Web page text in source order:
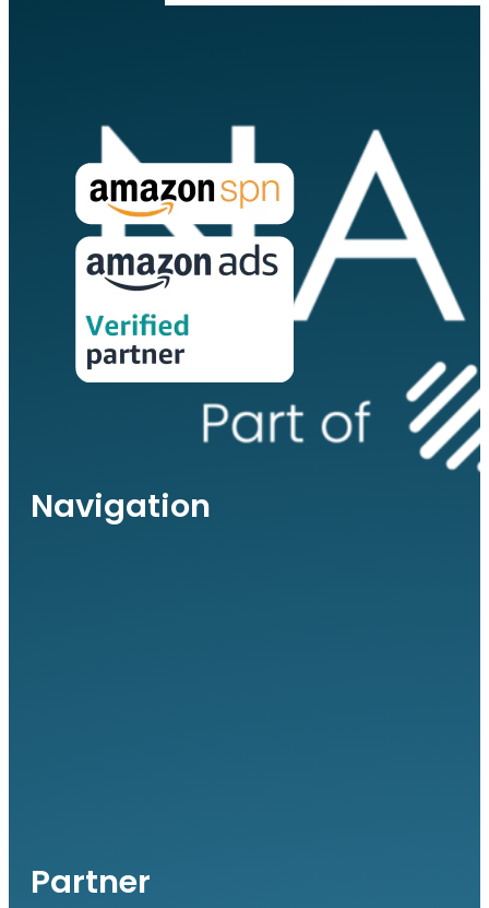
Navigation
Partner